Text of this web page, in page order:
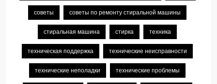
советы советы по ремонту стиральной машины
стиральная машина стирка техника
техническая поддержка технические неисправности
технические неполадки технические проблемы